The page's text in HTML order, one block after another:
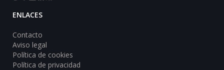
ENLACES
Contacto
Aviso legal
Política de cookies
Política de privacidad